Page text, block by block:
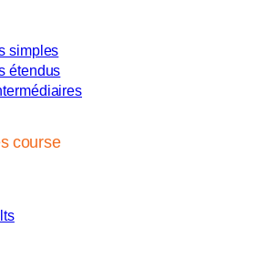
simples
étendus
course